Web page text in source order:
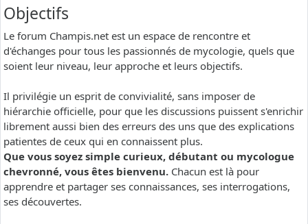
Objectifs
Le forum Champis.net est un espace de rencontre et
d'échanges pour tous les passionnés de mycologie, quels que
soient leur niveau, leur approche et leurs objectifs.
Il privilégie un esprit de convivialité, sans imposer de
hiérarchie officielle, pour que les discussions puissent s'enrichir
librement aussi bien des erreurs des uns que des explications
patientes de ceux qui en connaissent plus.
Que vous soyez simple curieux, débutant ou mycologue
chevronné, vous êtes bienvenu. Chacun est là pour
apprendre et partager ses connaissances, ses interrogations,
ses découvertes.